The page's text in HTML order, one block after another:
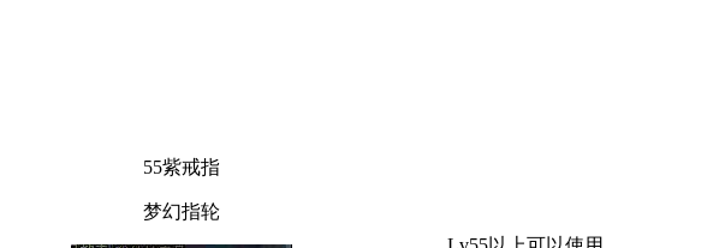
55紫戒指
梦幻指轮
Lv55以上可以使用